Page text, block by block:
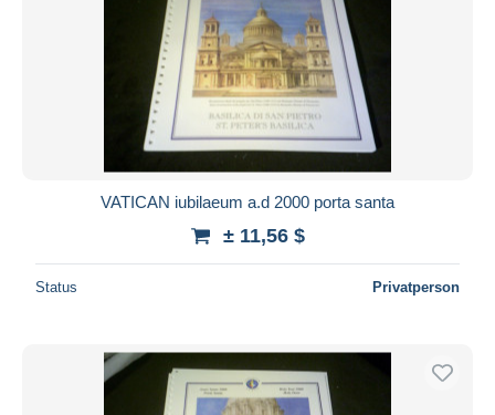
VATICAN iubilaeum a.d 2000 porta santa
± 11,56 $
Status Privatperson